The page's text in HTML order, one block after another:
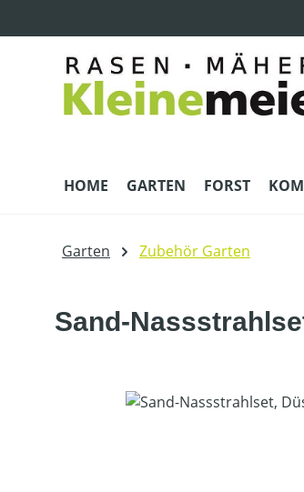
HOME GARTEN FORST
Garten Zubehör Garten
Sand-
Bildergalerie überspringen